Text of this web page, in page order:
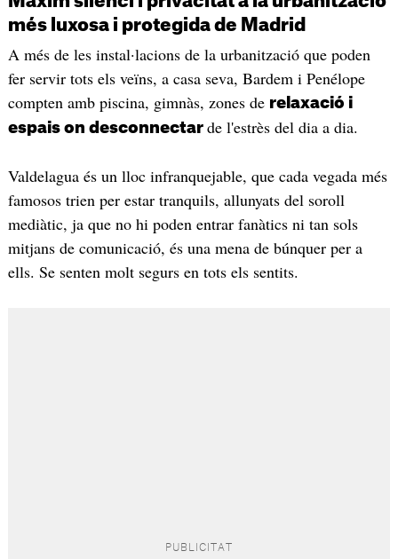
més luxosa i protegida de Madrid
A més de les instal·lacions de la urbanització que poden
fer servir tots els veïns, a casa seva, Bardem i Penélope
compten amb piscina, gimnàs, zones de relaxació i
espais on desconnectar de l'estrès del dia a dia.
Valdelagua és un lloc infranquejable, que cada vegada més
famosos trien per estar tranquils, allunyats del soroll
mediàtic, ja que no hi poden entrar fanàtics ni tan sols
mitjans de comunicació, és una mena de búnquer per a
ells. Se senten molt segurs en tots els sentits.